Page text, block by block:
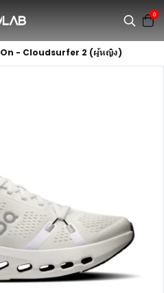
0
On - Cloudsurfer 2 (ผู้หญิง)